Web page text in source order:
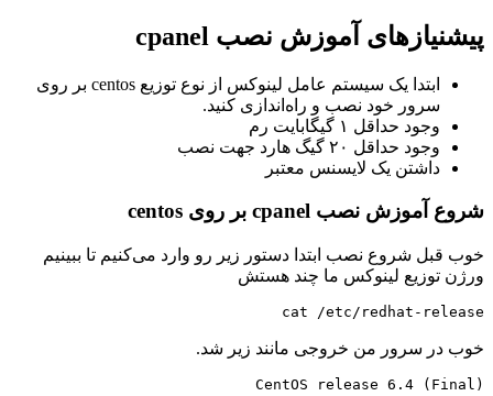
پیشنیازهای آموزش نصب cpanel
ابتدا یک سیستم عامل لینوکس از نوع توزیع centos بر روی
سرور خود نصب و راه‌اندازی کنید.
وجود حداقل ۱ گیگابایت رم
وجود حداقل ۲۰ گیگ هارد جهت نصب
داشتن یک لایسنس معتبر
شروع آموزش نصب cpanel بر روی centos
خوب قبل شروع نصب ابتدا دستور زیر رو وارد می‌کنیم تا ببینیم
ورژن توزیع لینوکس ما چند هستش
cat /etc/redhat-release
خوب در سرور من خروجی مانند زیر شد.
CentOS release 6.4 (Final)